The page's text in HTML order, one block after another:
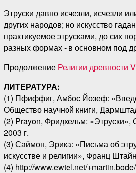
Этруски давно исчезли, исчезли
других народов; но искусство
практикуемое этрусками, до сих
разных формах - в основном под
Продолжение Религии древности V.
ЛИТЕРАТУРА:
(1) Пфиффиг, Амбос Йозеф:
Общество научной книги,
(2) Prayon, Фридхельм:
2003 г.
(3) Саймон, Эрика: «Письма об
искусстве и религии», Франц
(4) http://www.ewtel.net/